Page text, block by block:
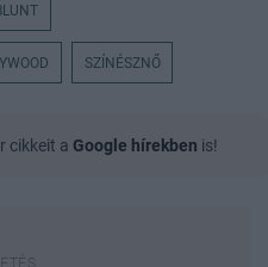
SZÍNÉSZNŐ
cikkeit a Google hírekben is!